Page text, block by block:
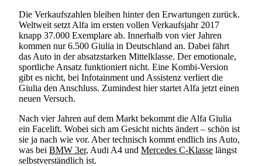
Die Verkaufszahlen bleiben hinter den Erwartungen zurück.
Weltweit setzt Alfa im ersten vollen Verkaufsjahr 2017
knapp 37.000 Exemplare ab. Innerhalb von vier Jahren
kommen nur 6.500 Giulia in Deutschland an. Dabei fährt
das Auto in der absatzstarken Mittelklasse. Der emotionale,
sportliche Ansatz funktioniert nicht. Eine Kombi-Version
gibt es nicht, bei Infotainment und Assistenz verliert die
Giulia den Anschluss. Zumindest hier startet Alfa jetzt einen
neuen Versuch.
Nach vier Jahren auf dem Markt bekommt die Alfa Giulia
ein Facelift. Wobei sich am Gesicht nichts ändert – schön ist
sie ja nach wie vor. Aber technisch kommt endlich ins Auto,
was bei BMW 3er, Audi A4 und Mercedes C-Klasse längst
selbstverständlich ist.